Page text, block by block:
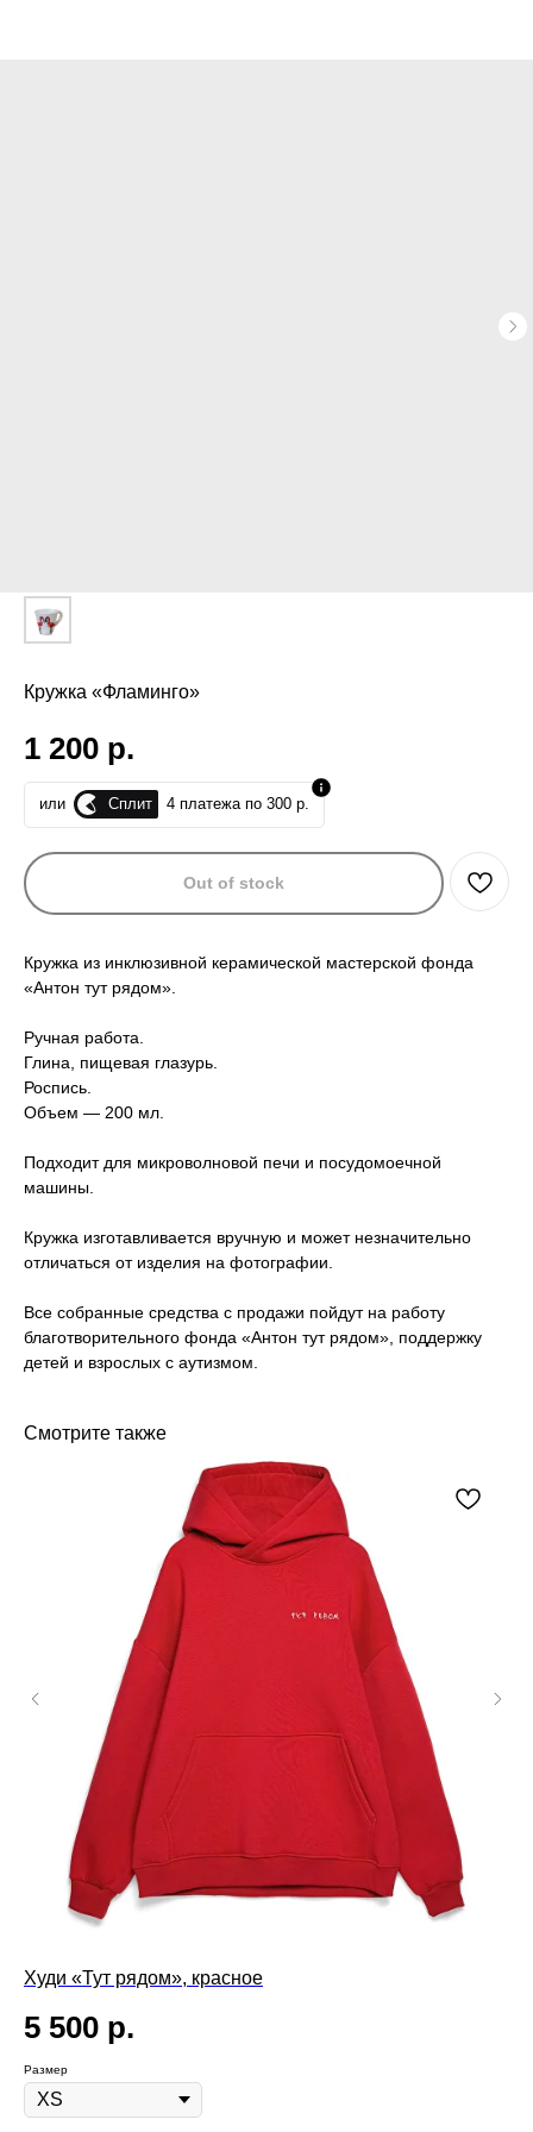
Кружка «Фламинго»
1 200 р.
или Сплит 4 платежа по 300 р.
Out of stock
Кружка из инклюзивной керамической мастерской фонда
«Антон тут рядом».
Ручная работа.
Глина, пищевая глазурь.
Роспись.
Объем — 200 мл.
Подходит для микроволновой печи и посудомоечной
машины.
Кружка изготавливается вручную и может незначительно
отличаться от изделия на фотографии.
Все собранные средства с продажи пойдут на работу
благотворительного фонда «Антон тут рядом», поддержку
детей и взрослых с аутизмом.
Смотрите также
Худи «Тут рядом», красное
5 500 р.
Размер